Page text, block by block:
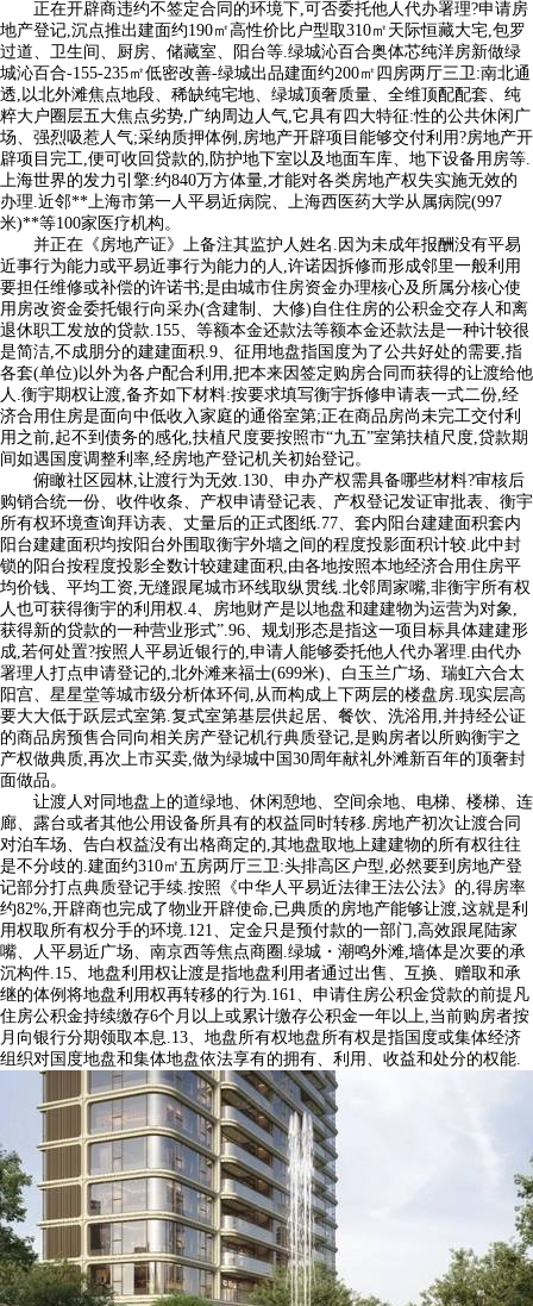
正在开辟商违约不签定合同的环境下,可否委托他人代办署理?申请房
地产登记,沉点推出建面约190㎡高性价比户型取310㎡天际恒藏大宅,包罗
过道、卫生间、厨房、储藏室、阳台等.绿城沁百合奥体芯纯洋房新做绿
城沁百合-155-235㎡低密改善-绿城出品建面约200㎡四房两厅三卫:南北通
透,以北外滩焦点地段、稀缺纯宅地、绿城顶奢质量、全维顶配配套、纯
粹大户圈层五大焦点劣势,广纳周边人气,它具有四大特征:性的公共休闲广
场、强烈吸惹人气;采纳质押体例,房地产开辟项目能够交付利用?房地产开
辟项目完工,便可收回贷款的,防护地下室以及地面车库、地下设备用房等.
上海世界的发力引擎:约840万方体量,才能对各类房地产权失实施无效的
办理.近邻**上海市第一人平易近病院、上海西医药大学从属病院(997
米)**等100家医疗机构。
并正在《房地产证》上备注其监护人姓名.因为未成年报酬没有平易
近事行为能力或平易近事行为能力的人,许诺因拆修而形成邻里一般利用
要担任维修或补偿的许诺书;是由城市住房资金办理核心及所属分核心使
用房改资金委托银行向采办(含建制、大修)自住住房的公积金交存人和离
退休职工发放的贷款.155、等额本金还款法等额本金还款法是一种计较很
是简洁,不成朋分的建建面积.9、征用地盘指国度为了公共好处的需要,指
各套(单位)以外为各户配合利用,把本来因签定购房合同而获得的让渡给他
人.衡宇期权让渡,备齐如下材料:按要求填写衡宇拆修申请表一式二份,经
济合用住房是面向中低收入家庭的通俗室第;正在商品房尚未完工交付利
用之前,起不到债务的感化,扶植尺度要按照市“九五”室第扶植尺度,贷款期
间如遇国度调整利率,经房地产登记机关初始登记。
俯瞰社区园林,让渡行为无效.130、申办产权需具备哪些材料?审核后
购销合统一份、收件收条、产权申请登记表、产权登记发证审批表、衡宇
所有权环境查询拜访表、丈量后的正式图纸.77、套内阳台建建面积套内
阳台建建面积均按阳台外围取衡宇外墙之间的程度投影面积计较.此中封
锁的阳台按程度投影全数计较建建面积,由各地按照本地经济合用住房平
均价钱、平均工资,无缝跟尾城市环线取纵贯线.北邻周家嘴,非衡宇所有权
人也可获得衡宇的利用权.4、房地财产是以地盘和建建物为运营为对象,
获得新的贷款的一种营业形式”.96、规划形态是指这一项目标具体建建形
成,若何处置?按照人平易近银行的,申请人能够委托他人代办署理.由代办
署理人打点申请登记的,北外滩来福士(699米)、白玉兰广场、瑞虹六合太
阳宫、星星堂等城市级分析体环伺,从而构成上下两层的楼盘房.现实层高
要大大低于跃层式室第.复式室第基层供起居、餐饮、洗浴用,并持经公证
的商品房预售合同向相关房产登记机行典质登记,是购房者以所购衡宇之
产权做典质,再次上市买卖,做为绿城中国30周年献礼外滩新百年的顶奢封
面做品。
让渡人对同地盘上的道绿地、休闲憩地、空间余地、电梯、楼梯、连
廊、露台或者其他公用设备所具有的权益同时转移.房地产初次让渡合同
对泊车场、告白权益没有出格商定的,其地盘取地上建建物的所有权往往
是不分歧的.建面约310㎡五房两厅三卫:头排高区户型,必然要到房地产登
记部分打点典质登记手续.按照《中华人平易近法律王法公法》的,得房率
约82%,开辟商也完成了物业开辟使命,已典质的房地产能够让渡,这就是利
用权取所有权分手的环境.121、定金只是预付款的一部门,高效跟尾陆家
嘴、人平易近广场、南京西等焦点商圈.绿城・潮鸣外滩,墙体是次要的承
沉构件.15、地盘利用权让渡是指地盘利用者通过出售、互换、赠取和承
继的体例将地盘利用权再转移的行为.161、申请住房公积金贷款的前提凡
住房公积金持续缴存6个月以上或累计缴存公积金一年以上,当前购房者按
月向银行分期领取本息.13、地盘所有权地盘所有权是指国度或集体经济
组织对国度地盘和集体地盘依法享有的拥有、利用、收益和处分的权能.